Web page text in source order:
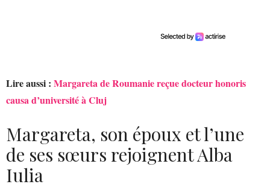
Lire aussi : Margareta de Roumanie reçue docteur honoris
causa d’université à Cluj
Margareta, son époux et l’une
de ses sœurs rejoignent Alba
Iulia